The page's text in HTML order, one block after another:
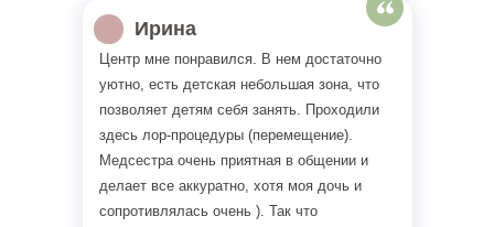
Ирина
Центр мне понравился. В нем достаточно
уютно, есть детская небольшая зона, что
позволяет детям себя занять. Проходили
здесь лор-процедуры (перемещение).
Медсестра очень приятная в общении и
делает все аккуратно, хотя моя дочь и
сопротивлялась очень ). Так что